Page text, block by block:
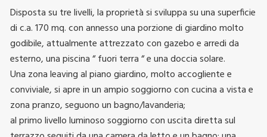
Disposta su tre livelli, la proprietà si sviluppa su una superficie
di c.a. 170 mq. con annesso una porzione di giardino molto
godibile, attualmente attrezzato con gazebo e arredi da
esterno, una piscina “ fuori terra “ e una doccia solare.
Una zona leaving al piano giardino, molto accogliente e
conviviale, si apre in un ampio soggiorno con cucina a vista e
zona pranzo, seguono un bagno/lavanderia;
al primo livello luminoso soggiorno con uscita diretta sul